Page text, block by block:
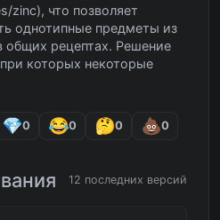
zinc), что позволяет
однотипные предметы из
рецептах. Решение
которых некоторые
0 0 0 0
12 последних версий